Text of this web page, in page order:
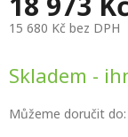
15 680 Kč bez DPH
cena:
Skladem -
Můžeme doručit do: